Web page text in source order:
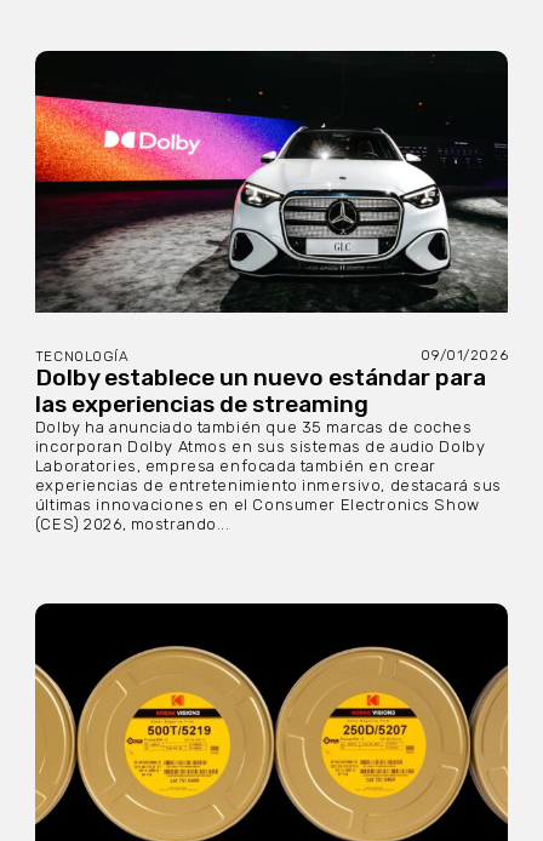
TECNOLOGÍA 09/01/2026
Dolby establece un nuevo estándar para
las experiencias de streaming
Dolby ha anunciado también que 35 marcas de coches
incorporan Dolby Atmos en sus sistemas de audio Dolby
Laboratories, empresa enfocada también en crear
experiencias de entretenimiento inmersivo, destacará sus
últimas innovaciones en el Consumer Electronics Show
(CES) 2026, mostrando...